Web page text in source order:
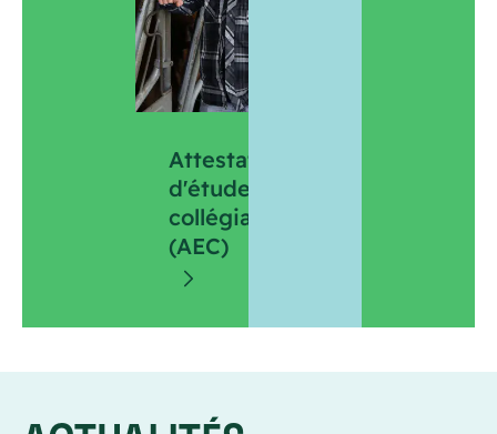
Attestation
d'études
collégiales
(AEC)